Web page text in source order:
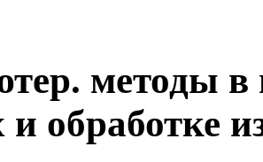
методы в
и обработке